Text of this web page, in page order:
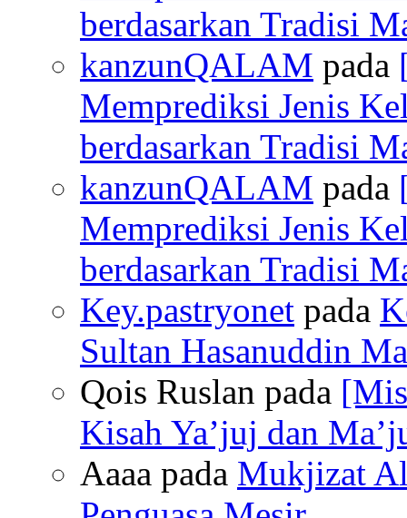
berdasarkan Tradisi
kanzunQALAM pada
Memprediksi Jenis
berdasarkan Tradisi
kanzunQALAM pada
Memprediksi Jenis
berdasarkan Tradisi
Key.pastryonet pada
Sultan Hasanuddin
Qois Ruslan pada
Kisah Ya’juj dan
Aaaa pada Mukjizat